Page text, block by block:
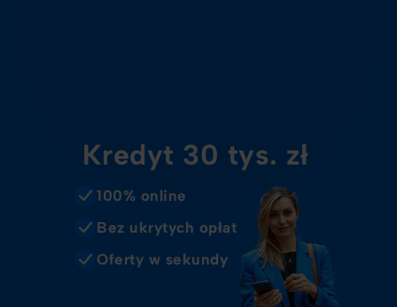
Kredyt 30 tys. zł
100% online
Bez ukrytych opłat
Oferty w sekundy